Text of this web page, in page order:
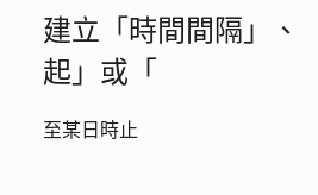
建立「時間間隔」、
起」或「
至某日時止